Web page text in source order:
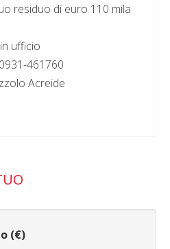
residuo di euro 110 mila
ufficio
461760
Acreide
(€)